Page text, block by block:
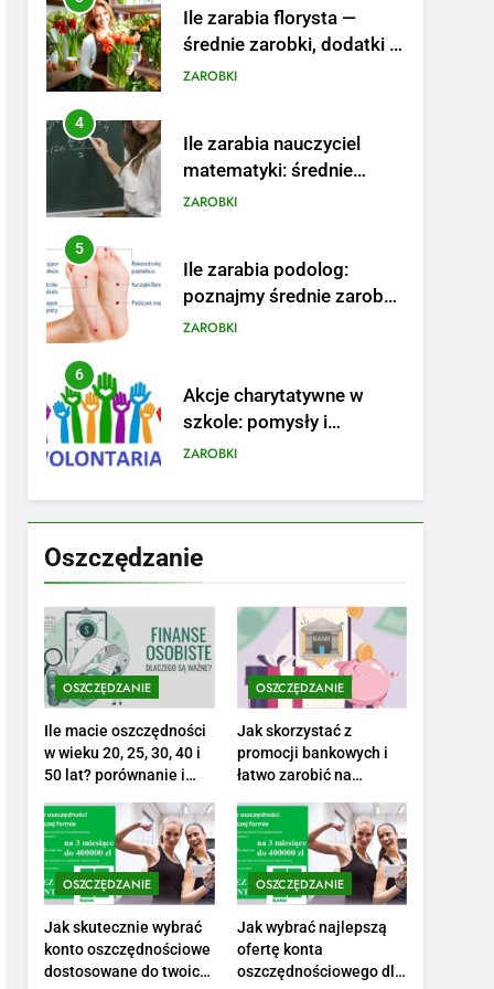
Ile zarabia florysta —
średnie zarobki, dodatki i
sposoby na podwyżkę
ZAROBKI
4
Ile zarabia nauczyciel
matematyki: średnie
zarobki, dodatki i
ZAROBKI
5
Ile zarabia podolog:
poznajmy średnie zarobki
na tym stanowisku
ZAROBKI
6
Akcje charytatywne w
szkole: pomysły i
przykłady, które
ZAROBKI
7
Jak przygotować się
finansowo na narodziny
jak zaplanować budżet
PORADY
8
Netflix tagger — czym
jest, opinie i zarobki
PRACA
1
Ile zarabia striptizer:
poznaj aktualne stawki
męskiego striptizera
ZAROBKI
2
Ile zarabia psycholog
szkolny: poznaj średnie
zarobki na tym
stanowisku
ZAROBKI
Oszczędzanie
OSZCZĘDZANIE
Ile macie oszczędności
w wieku 20, 25, 30, 40 i
50 lat? porównanie i
OSZCZĘDZANIE
Jak skorzystać z
promocji bankowych i
łatwo zarobić na
OSZCZĘDZANIE
Jak skutecznie wybrać
konto oszczędnościowe
dostosowane do twoich
OSZCZĘDZANIE
Jak wybrać najlepszą
ofertę konta
oszczędnościowego dla